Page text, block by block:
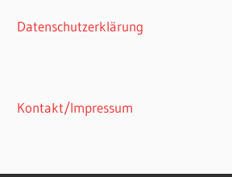
Datenschutzerklärung
Kontakt/Impressum